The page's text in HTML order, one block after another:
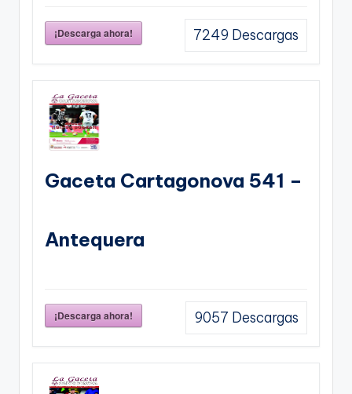
¡Descarga ahora! 7249 Descargas
Gaceta Cartagonova 541 –
Antequera
¡Descarga ahora! 9057 Descargas